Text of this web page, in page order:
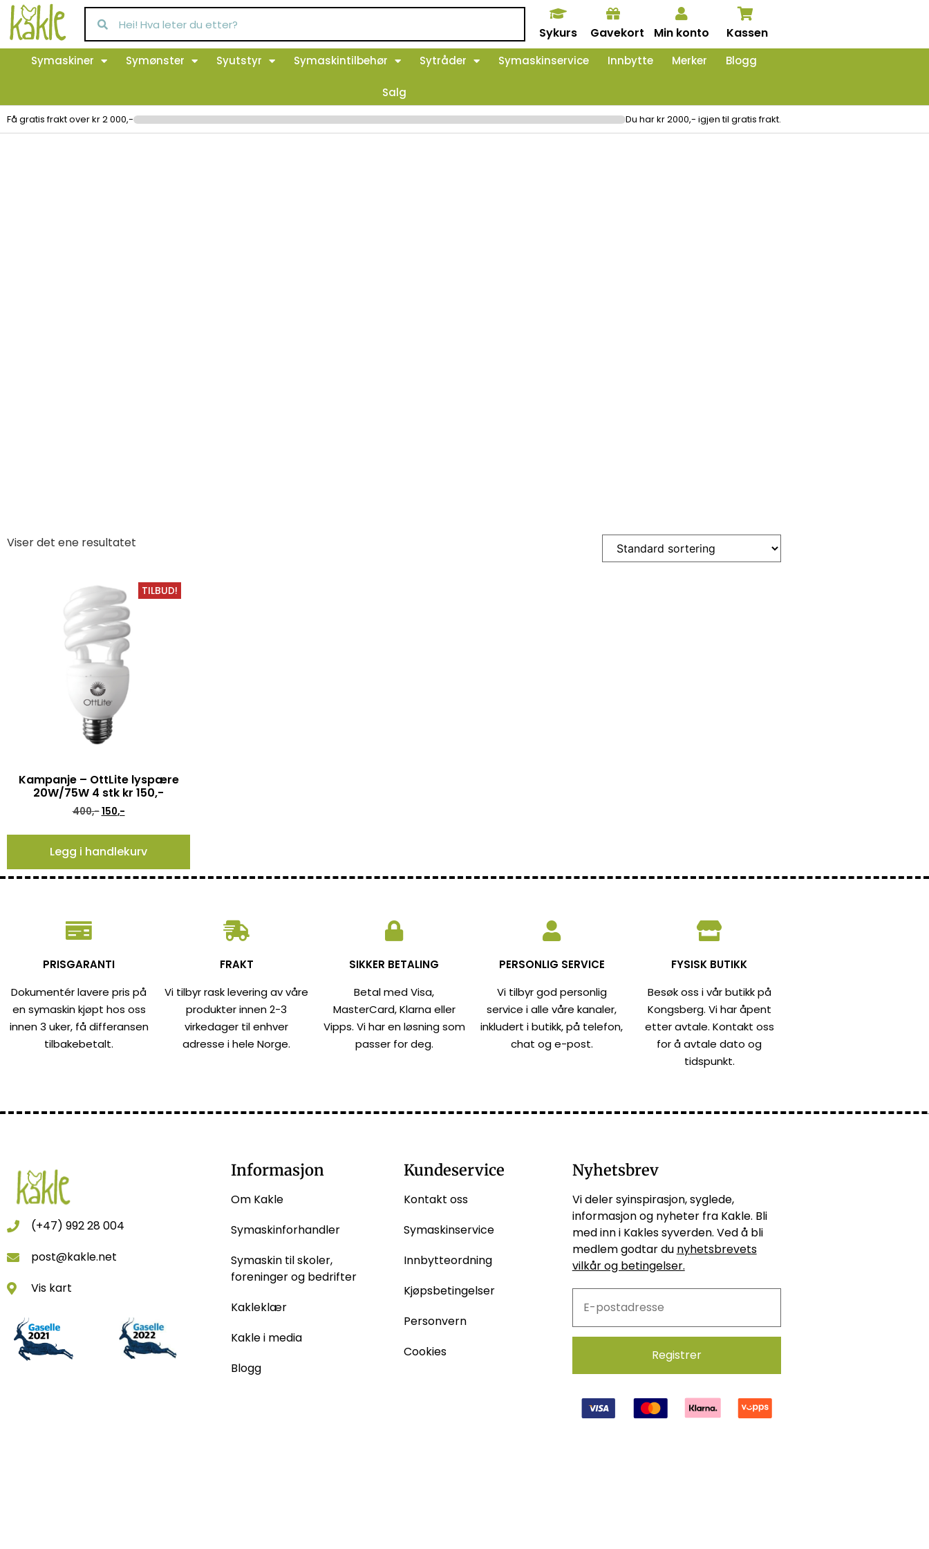
Sykurs Gavekort Min konto Kassen
Symaskiner Symønster Syutstyr Symaskintilbehør Sytråder Symaskinservice Innbytte Merker Blogg
Salg
Få gratis frakt over kr 2 000,- Du har kr 2000,- igjen til gratis frakt.
Viser det ene resultatet
TILBUD!
Kampanje – OttLite lyspære
20W/75W 4 stk kr 150,-
400,-150,-
Legg i handlekurv
PRISGARANTI
Dokumentér lavere pris på
en symaskin kjøpt hos oss
innen 3 uker, få differansen
tilbakebetalt.
FRAKT
Vi tilbyr rask levering av våre
produkter innen 2-3
virkedager til enhver
adresse i hele Norge.
SIKKER BETALING
Betal med Visa,
MasterCard, Klarna eller
Vipps. Vi har en løsning som
passer for deg.
PERSONLIG SERVICE
Vi tilbyr god personlig
service i alle våre kanaler,
inkludert i butikk, på telefon,
chat og e-post.
FYSISK BUTIKK
Besøk oss i vår butikk på
Kongsberg. Vi har åpent
etter avtale. Kontakt oss
for å avtale dato og
tidspunkt.
(+47) 992 28 004
post@kakle.net
Vis kart
Informasjon
Om Kakle
Symaskinforhandler
Symaskin til skoler,
foreninger og bedrifter
Kakleklær
Kakle i media
Blogg
Kundeservice
Kontakt oss
Symaskinservice
Innbytteordning
Kjøpsbetingelser
Personvern
Cookies
Nyhetsbrev
Vi deler syinspirasjon, syglede,
informasjon og nyheter fra Kakle. Bli
med inn i Kakles syverden. Ved å bli
medlem godtar du nyhetsbrevets
vilkår og betingelser.